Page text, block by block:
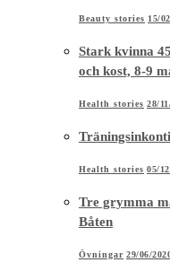
Beauty stories 15/
Stark kvinna
och kost, 8-9
Health stories 28/
Health stories 05/
Tre grymma
Båten
Övningar 29/06/